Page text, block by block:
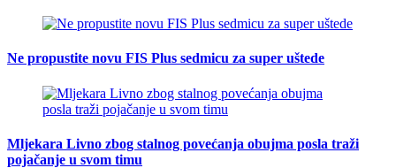
Ne propustite novu FIS Plus sedmicu za super uštede
Mljekara Livno zbog stalnog povećanja obujma posla traži
pojačanje u svom timu